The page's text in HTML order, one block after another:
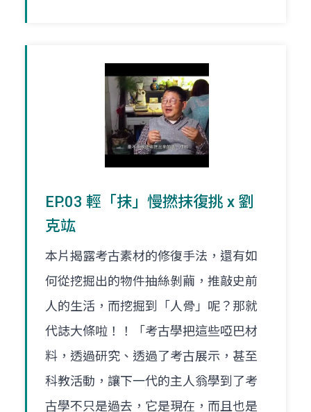
EP.03 輕「抹」慢撚抹復挑 x 劉
克竑
本片揭露考古素材的修復手法，還有如
何從挖掘出的物件抽絲剝繭，推敲史前
人的生活，而挖掘到「人骨」呢？那就
代誌大條啦！！「考古學把這些啞巴材
料，透過研究、透過了考古展示，甚至
科教活動，讓下一代的主人翁學到了考
古學不只是過去，它是現在，而且也是